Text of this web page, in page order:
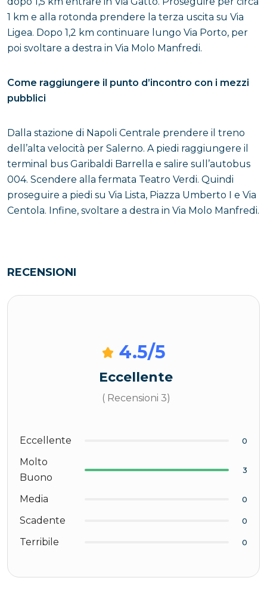
1 km e alla rotonda prendere la terza uscita su Via
Ligea. Dopo 1,2 km continuare lungo Via Porto, per
poi svoltare a destra in Via Molo Manfredi.
Come raggiungere il punto d’incontro con i mezzi
pubblici
Dalla stazione di Napoli Centrale prendere il treno
dell’alta velocità per Salerno. A piedi raggiungere il
terminal bus Garibaldi Barrella e salire sull’autobus
004. Scendere alla fermata Teatro Verdi. Quindi
proseguire a piedi su Via Lista, Piazza Umberto I e Via
Centola. Infine, svoltare a destra in Via Molo Manfredi.
RECENSIONI
4.5/5
Eccellente
( Recensioni 3)
Eccellente 0
Molto
Buono
3
Media 0
Scadente 0
Terribile 0